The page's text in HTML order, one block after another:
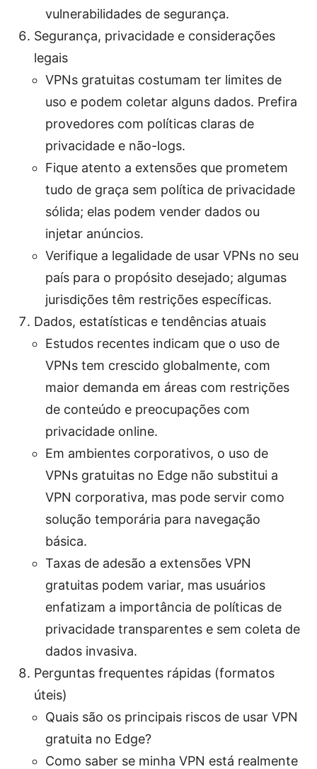
vulnerabilidades de segurança.
Segurança, privacidade e considerações
legais
VPNs gratuitas costumam ter limites de
uso e podem coletar alguns dados. Prefira
provedores com políticas claras de
privacidade e não-logs.
Fique atento a extensões que prometem
tudo de graça sem política de privacidade
sólida; elas podem vender dados ou
injetar anúncios.
Verifique a legalidade de usar VPNs no seu
país para o propósito desejado; algumas
jurisdições têm restrições específicas.
Dados, estatísticas e tendências atuais
Estudos recentes indicam que o uso de
VPNs tem crescido globalmente, com
maior demanda em áreas com restrições
de conteúdo e preocupações com
privacidade online.
Em ambientes corporativos, o uso de
VPNs gratuitas no Edge não substitui a
VPN corporativa, mas pode servir como
solução temporária para navegação
básica.
Taxas de adesão a extensões VPN
gratuitas podem variar, mas usuários
enfatizam a importância de políticas de
privacidade transparentes e sem coleta de
dados invasiva.
Perguntas frequentes rápidas (formatos
úteis)
Quais são os principais riscos de usar VPN
gratuita no Edge?
Como saber se minha VPN está realmente